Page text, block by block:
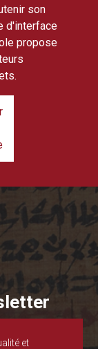
son
d'interface
propose
et